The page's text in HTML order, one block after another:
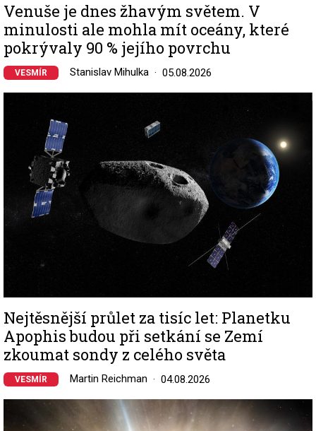
Venuše je dnes žhavým světem. V
minulosti ale mohla mít oceány, které
pokrývaly 90 % jejího povrchu
VESMÍR Stanislav Mihulka 05.08.2026
Nejtěsnější průlet za tisíc let: Planetku
Apophis budou při setkání se Zemí
zkoumat sondy z celého světa
VESMÍR Martin Reichman 04.08.2026
Image